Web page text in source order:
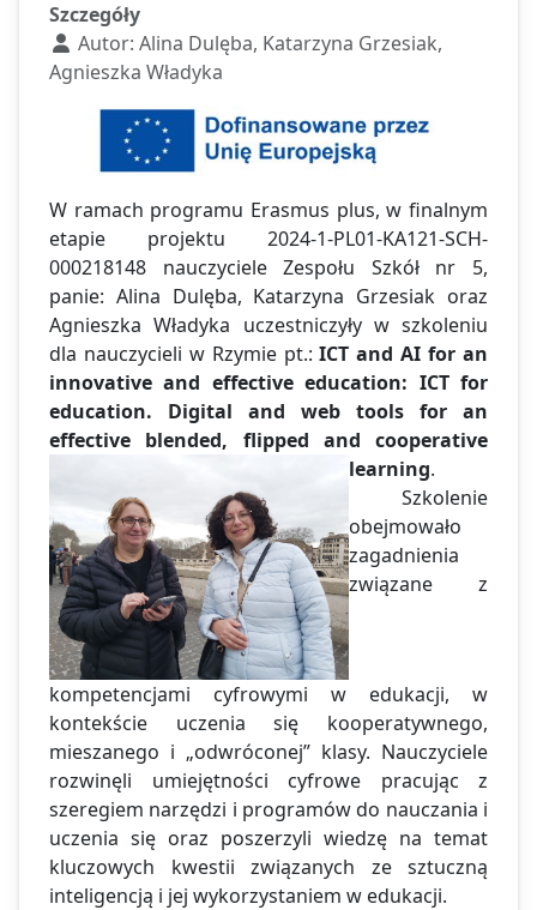
Szczegóły
Autor: Alina Dulęba, Katarzyna Grzesiak,
Agnieszka Władyka
W ramach programu Erasmus plus, w finalnym
etapie projektu 2024-1-PL01-KA121-SCH-
000218148 nauczyciele Zespołu Szkół nr 5,
panie: Alina Dulęba, Katarzyna Grzesiak oraz
Agnieszka Władyka uczestniczyły w szkoleniu
dla nauczycieli w Rzymie pt.:ICT and AI for an
innovative and effective education: ICT for
education. Digital and web tools for an
effective blended, flipped and cooperative
learning.
Szkolenie
obejmowało
zagadnienia
związane z
kompetencjami cyfrowymi w edukacji, w
kontekście uczenia się kooperatywnego,
mieszanego i „odwróconej” klasy. Nauczyciele
rozwinęli umiejętności cyfrowe pracując z
szeregiem narzędzi i programów do nauczania i
uczenia się oraz poszerzyli wiedzę na temat
kluczowych kwestii związanych ze sztuczną
inteligencją i jej wykorzystaniem w edukacji.